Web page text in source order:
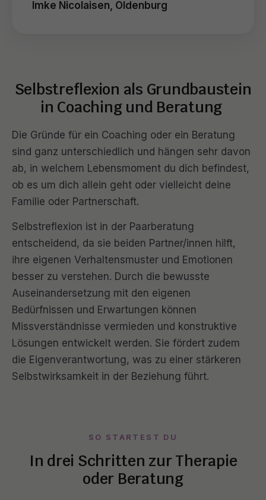
Imke Nicolaisen, Oldenburg
Selbstreflexion als Grundbaustein
in Coaching und Beratung
Die Gründe für ein Coaching oder ein Beratung
sind ganz unterschiedlich und hängen sehr davon
ab, in welchem Lebensmoment du dich befindest,
ob es um dich allein geht oder vielleicht deine
Familie oder Partnerschaft.
Selbstreflexion ist in der Paarberatung
entscheidend, da sie beiden Partner/innen hilft,
ihre eigenen Verhaltensmuster und Emotionen
besser zu verstehen. Durch die bewusste
Auseinandersetzung mit den eigenen
Bedürfnissen und Erwartungen können
Missverständnisse vermieden und konstruktive
Lösungen entwickelt werden. Sie fördert zudem
die Eigenverantwortung, was zu einer stärkeren
Selbstwirksamkeit in der Beziehung führt.
SO STARTEST DU
In drei Schritten zur Therapie
oder Beratung